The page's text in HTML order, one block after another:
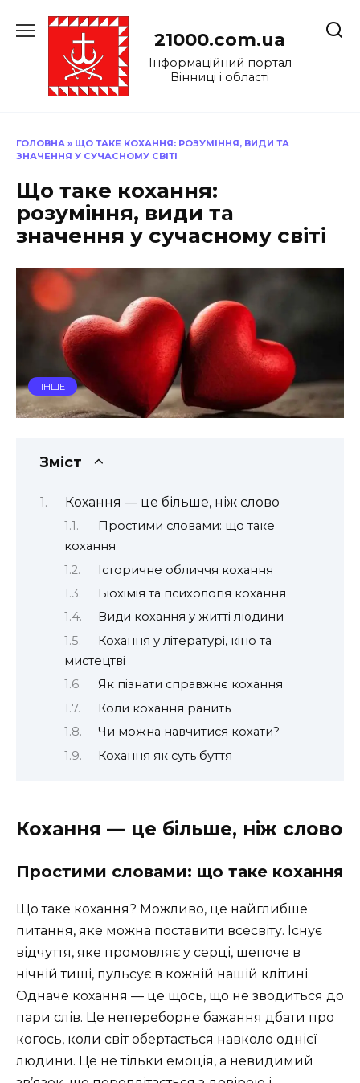
до
21000.com.ua
Інформаційний портал
Вінниці і області
ГОЛОВНА » ЩО ТАКЕ КОХАННЯ: РОЗУМІННЯ, ВИДИ ТА
ЗНАЧЕННЯ У СУЧАСНОМУ СВІТІ
Що таке кохання:
розуміння, види та
значення у сучасному світі
ІНШЕ
Зміст
Кохання — це більше, ніж слово
Простими словами: що таке
кохання
Історичне обличчя кохання
Біохімія та психологія кохання
Види кохання у житті людини
Кохання у літературі, кіно та
мистецтві
Як пізнати справжнє кохання
Коли кохання ранить
Чи можна навчитися кохати?
Кохання як суть буття
Кохання — це більше, ніж слово
Простими словами: що таке кохання
Що таке кохання? Можливо, це найглибше
питання, яке можна поставити всесвіту. Існує
відчуття, яке промовляє у серці, шепоче в
нічній тиші, пульсує в кожній нашій клітині.
Одначе кохання — це щось, що не зводиться до
пари слів. Це непереборне бажання дбати про
когось, коли світ обертається навколо однієї
людини. Це не тільки емоція, а невидимий